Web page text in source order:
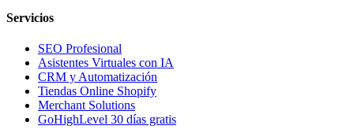
Servicios
SEO Profesional
Asistentes Virtuales con IA
CRM y Automatización
Tiendas Online Shopify
Merchant Solutions
GoHighLevel 30 días gratis